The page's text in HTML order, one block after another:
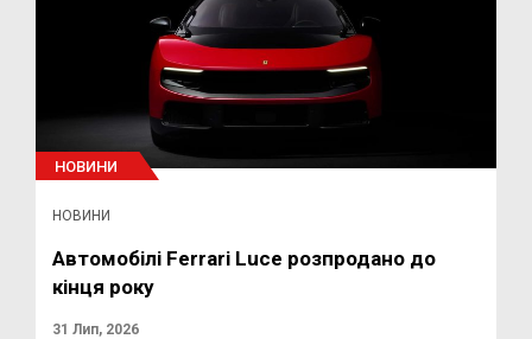
НОВИНИ
НОВИНИ
Автомобілі Ferrari Luce розпродано до
кінця року
31 Лип, 2026